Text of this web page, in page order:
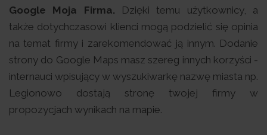
Google Moja Firma. Dzięki temu użytkownicy, a
także dotychczasowi klienci mogą podzielić się opinia
na temat firmy i zarekomendować ją innym. Dodanie
strony do Google Maps masz szereg innych korzyści -
internauci wpisujący w wyszukiwarkę nazwę miasta np.
Legionowo dostają stronę twojej firmy w
propozycjach wynikach na mapie.